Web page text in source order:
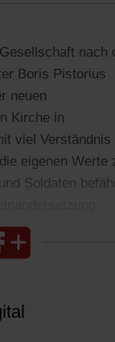
nach
Boris Pistorius
neuen
Kirche in
viel Verständnis
eigenen Werte
Soldaten